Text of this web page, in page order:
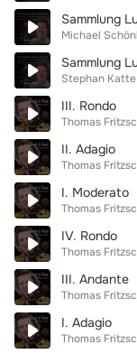
Michael
Stephan Katte
III. Rondo
Thomas
II. Adagio
Thomas
I. Moderato
Thomas
IV. Rondo
Thomas
III. Andante
Thomas
I. Adagio
Thomas